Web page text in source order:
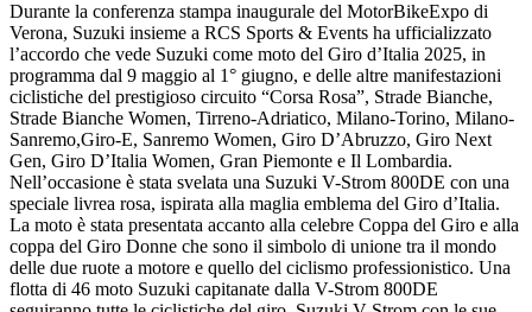
Durante la conferenza stampa inaugurale del MotorBikeExpo di
Verona, Suzuki insieme a RCS Sports & Events ha ufficializzato
l’accordo che vede Suzuki come moto del Giro d’Italia 2025, in
programma dal 9 maggio al 1° giugno, e delle altre manifestazioni
ciclistiche del prestigioso circuito “Corsa Rosa”, Strade Bianche,
Strade Bianche Women, Tirreno-Adriatico, Milano-Torino, Milano-
Sanremo,Giro-E, Sanremo Women, Giro D’Abruzzo, Giro Next
Gen, Giro D’Italia Women, Gran Piemonte e Il Lombardia.
Nell’occasione è stata svelata una Suzuki V-Strom 800DE con una
speciale livrea rosa, ispirata alla maglia emblema del Giro d’Italia.
La moto è stata presentata accanto alla celebre Coppa del Giro e alla
coppa del Giro Donne che sono il simbolo di unione tra il mondo
delle due ruote a motore e quello del ciclismo professionistico. Una
flotta di 46 moto Suzuki capitanate dalla V-Strom 800DE